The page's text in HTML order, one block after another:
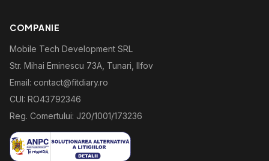
COMPANIE
Mobile Tech Development SRL
Str. Mihai Eminescu 73A, Tunari, Ilfov
Email: contact@fitdiary.ro
CUI: RO43792346
Reg. Comertului: J20/1001/173236